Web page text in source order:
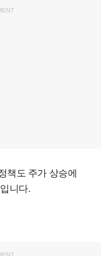
책도 주가 상승에
니다.